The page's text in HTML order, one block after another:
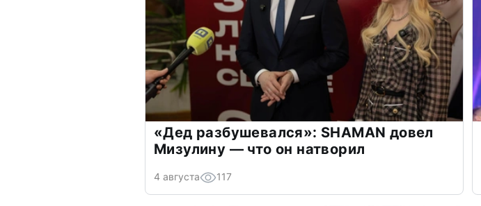
«Дед разбушевался»: SHAMAN довел
Мизулину — что он натворил
4 августа 117